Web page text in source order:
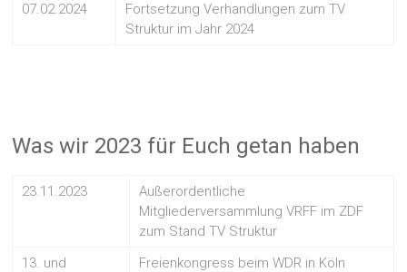
07.02.2024
Fortsetzung Verhandlungen zum TV
Struktur im Jahr 2024
Was wir 2023 für Euch getan haben
23.11.2023
Außerordentliche
Mitgliederversammlung VRFF im ZDF
zum Stand TV Struktur
13. und
Freienkongress beim WDR in Köln